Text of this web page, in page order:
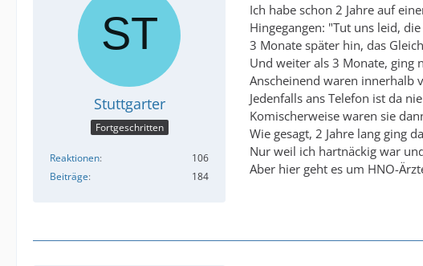
Stuttgarter
Fortgeschritten
Reaktionen
106
Beiträge
184
Ich habe schon 2 Jahre auf
Hingegangen: "Tut uns leid,
3 Monate später hin, das
Und weiter als 3 Monate, ging
Anscheinend waren innerhalb
Jedenfalls ans Telefon ist da
Komischerweise waren sie
Wie gesagt, 2 Jahre lang ging
Nur weil ich hartnäckig war
Aber hier geht es um HNO-